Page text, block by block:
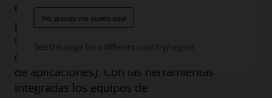
No, gracias; me quedo aquí
See this page for a different country/region
Oracle Cloud Infrastructure (OCI)
proporciona un completo conjunto de
servicios para gestionar el ciclo de vida
de las API (interfaces de programación
de aplicaciones). Con las herramientas
integradas los equipos de